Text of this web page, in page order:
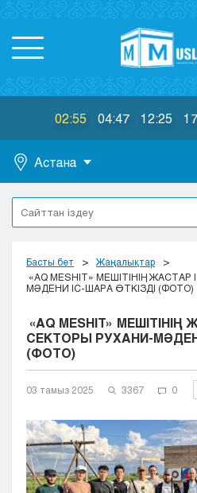
02:55 04:47 12:25
Астана
Астана
Алматы
Актобе
Атырау
Жезказган
Кокшетау
Костанай
Кызылорда
Павлодар
Семей
Талдыкорган
Тараз
Туркестан
Басты бет
Жаңалықтар
«AQ MESHIT» МЕШІТІНІҢ
МӘДЕНИ ІС-ШАРА ӨТКІЗДІ (ФОТО)
«AQ MESHIT» МЕШІТІНІҢ
СЕКТОРЫ РУХАНИ-
(ФОТО)
03 тамыз 2025 3367 0